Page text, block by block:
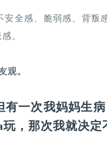
安全感、脆弱感、背
。
观。
有一次我妈妈生
，那次我就决